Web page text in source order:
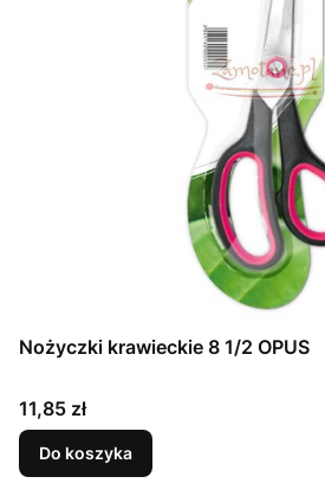
Nożyczki krawieckie 8 1/2 OPUS
Cena
11,85 zł
Do koszyka